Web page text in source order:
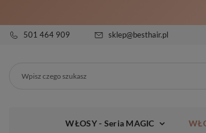
501 464 909 sklep@besthair.pl
WŁOSY - Seria MAGIC